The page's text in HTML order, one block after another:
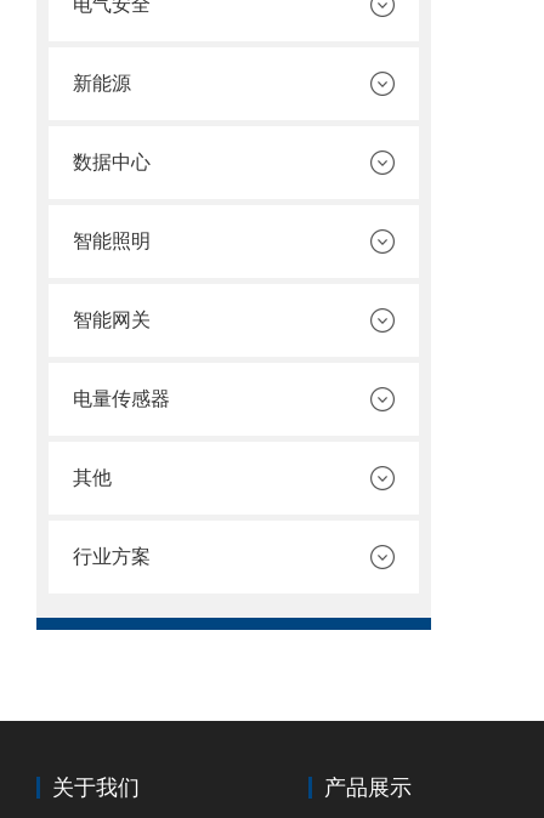
电气安全
新能源
数据中心
智能照明
智能网关
电量传感器
其他
行业方案
关于我们 产品展示